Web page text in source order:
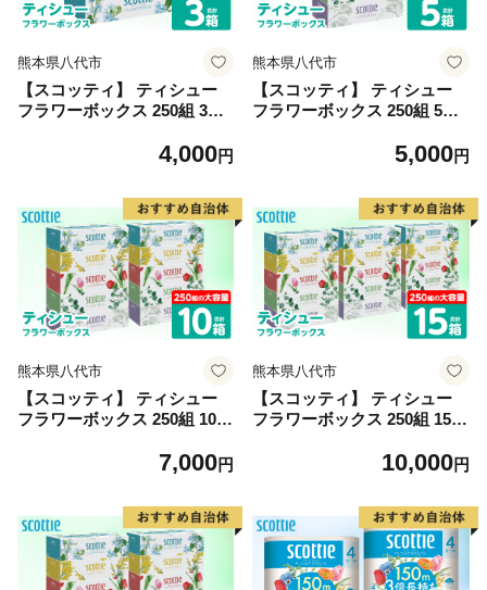
熊本県八代市
【スコッティ】 ティシュー
フラワーボックス 250組 3箱
品 防災備蓄 ストック 備蓄 新
4,000円
熊本県八代市
【スコッティ】 ティシュー
フラワーボックス 250組 5箱
品 防災備蓄 ストック 備蓄 新
5,000円
熊本県八代市
【スコッティ】 ティシュー
フラワーボックス 250組 10箱
品 防災備蓄 ストック 備蓄 新
7,000円
熊本県八代市
【スコッティ】 ティシュー
フラワーボックス 250組 15箱
品 消耗品 紙 まとめ買い 備蓄
品 日用消耗品 箱ティッシュ
10,000円